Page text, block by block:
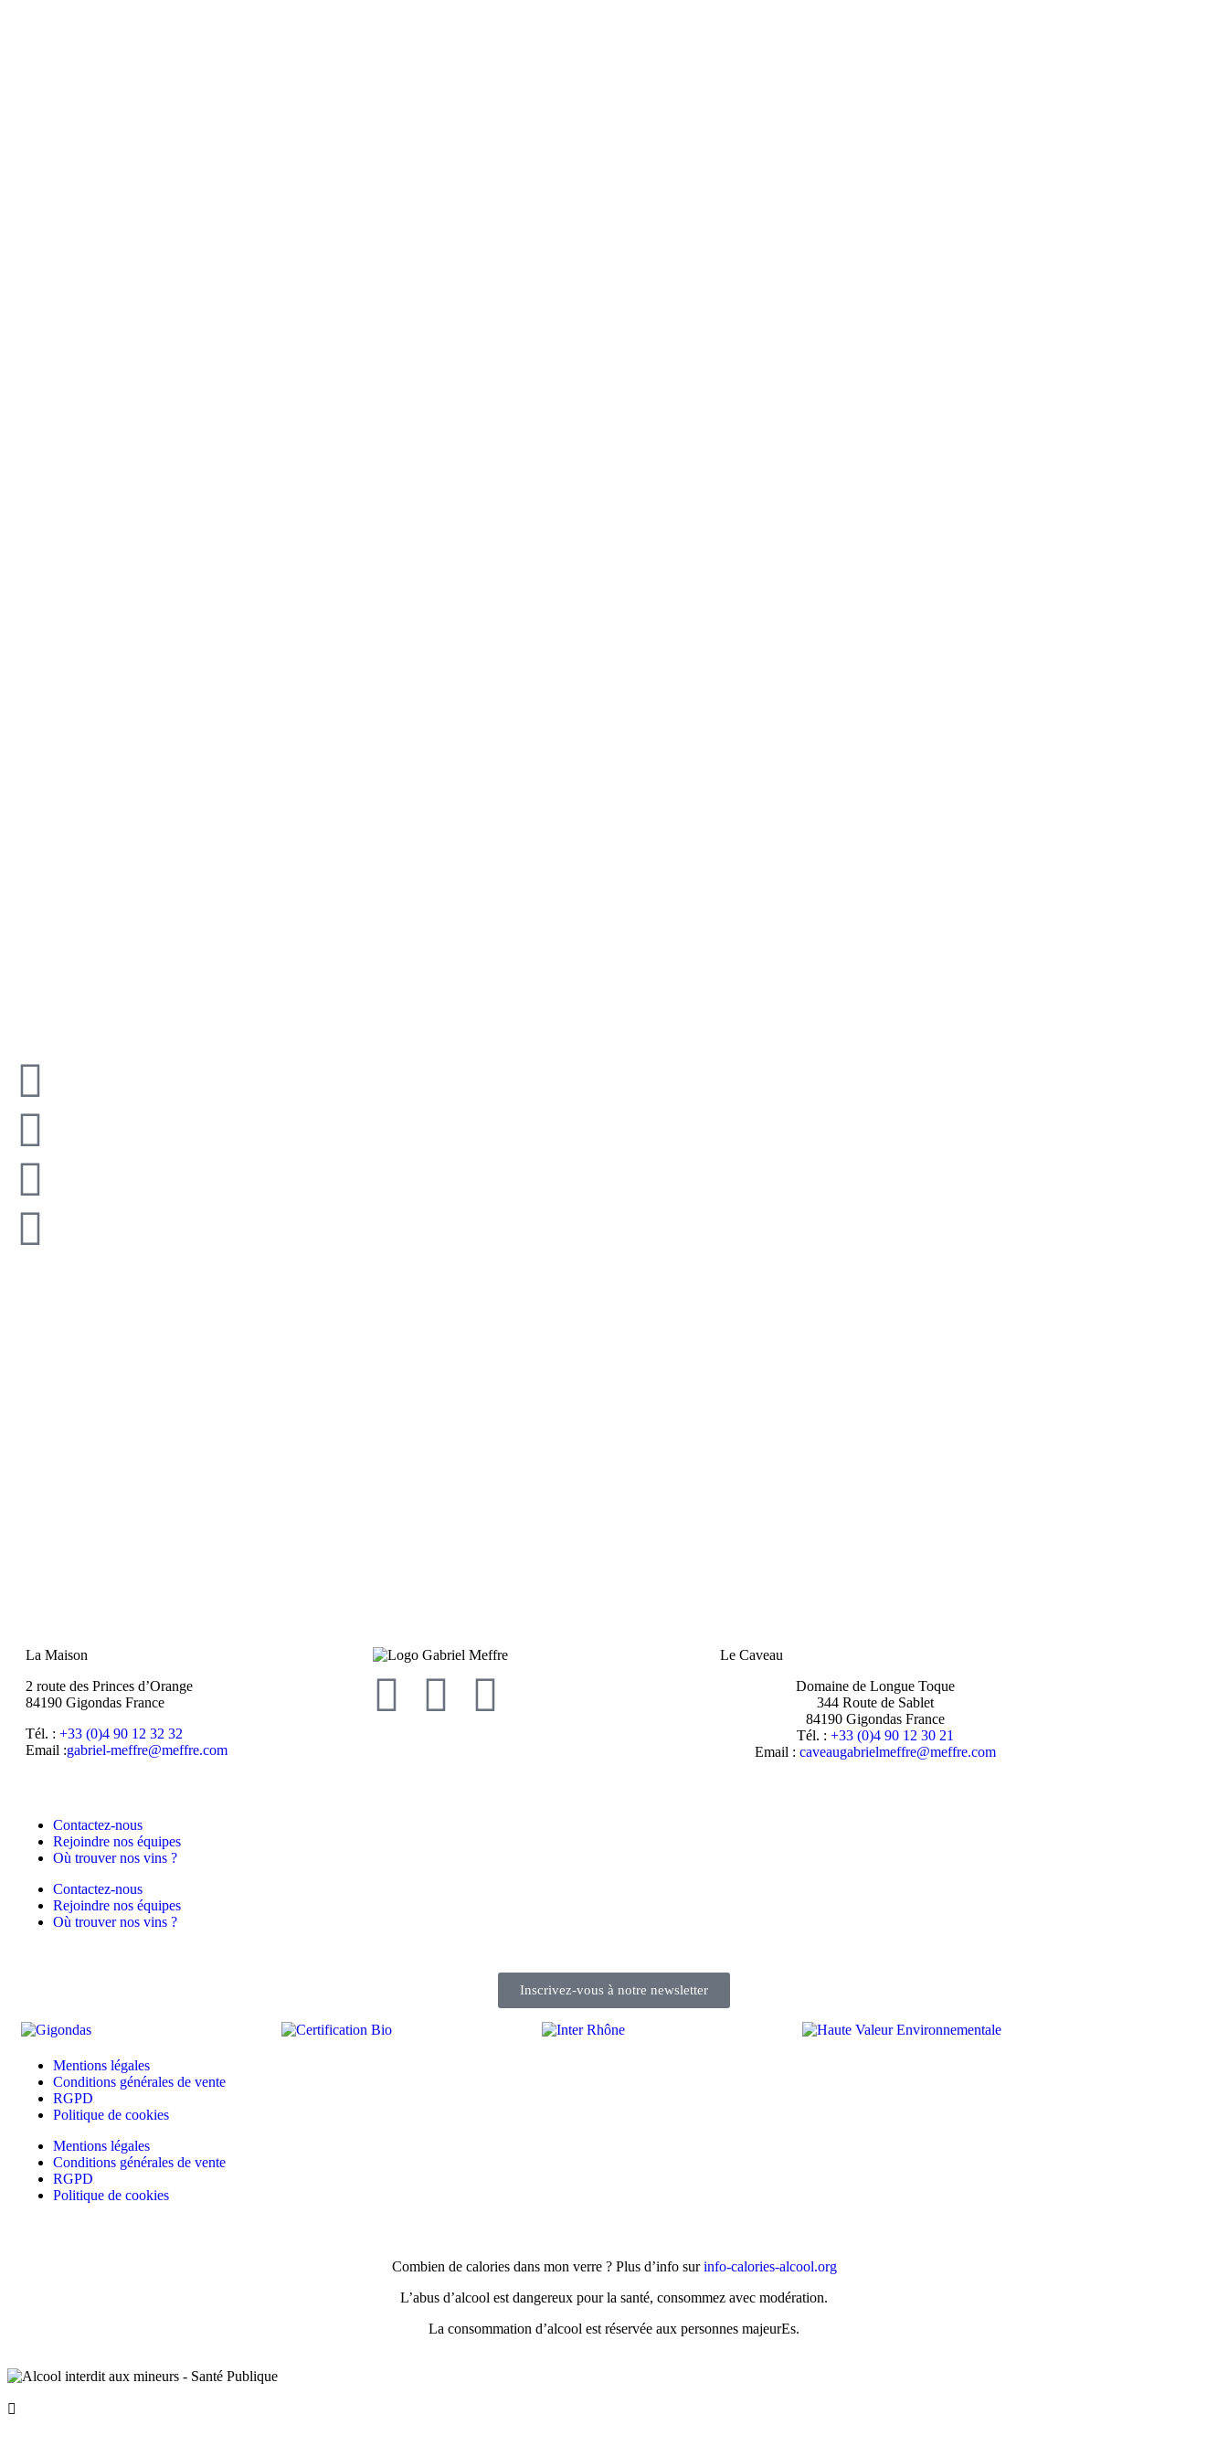
La Maison
2 route des Princes d’Orange
84190 Gigondas France
Tél. : +33 (0)4 90 12 32 32
Email :moc.erffem@erffem-leirbag
Le Caveau
Domaine de Longue Toque
344 Route de Sablet
84190 Gigondas France
Tél. : +33 (0)4 90 12 30 21
Email : moc.erffem@erffemleirbaguaevac
Contactez-nous
Rejoindre nos équipes
Où trouver nos vins ?
Contactez-nous
Rejoindre nos équipes
Où trouver nos vins ?
Inscrivez-vous à notre newsletter
Mentions légales
Conditions générales de vente
RGPD
Politique de cookies
Mentions légales
Conditions générales de vente
RGPD
Politique de cookies
Combien de calories dans mon verre ? Plus d’info surinfo-calories-alcool.org
L’abus d’alcool est dangereux pour la santé, consommez avec modération.
La consommation d’alcool est réservée aux personnes majeurEs.